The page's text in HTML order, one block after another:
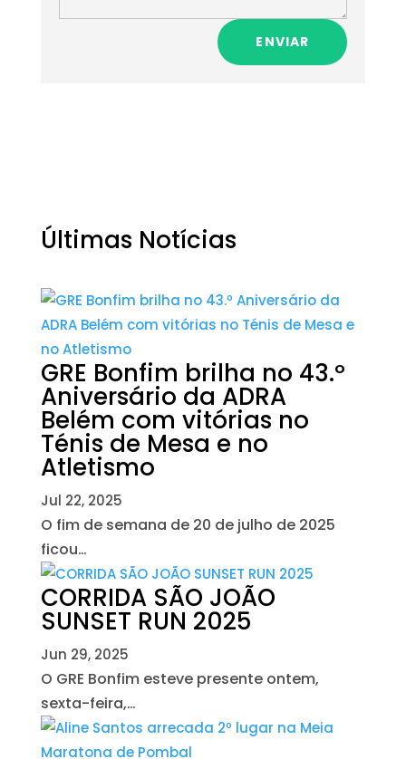
ENVIAR
Últimas Notícias
GRE Bonfim brilha no 43.º
Aniversário da ADRA
Belém com vitórias no
Ténis de Mesa e no
Atletismo
Jul 22, 2025
O fim de semana de 20 de julho de 2025
ficou…
CORRIDA SÃO JOÃO
SUNSET RUN 2025
Jun 29, 2025
O GRE Bonfim esteve presente ontem,
sexta-feira,…